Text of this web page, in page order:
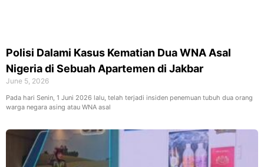
Polisi Dalami Kasus Kematian Dua WNA Asal
Nigeria di Sebuah Apartemen di Jakbar
June 5, 2026
Pada hari Senin, 1 Juni 2026 lalu, telah terjadi insiden penemuan tubuh dua orang
warga negara asing atau WNA asal